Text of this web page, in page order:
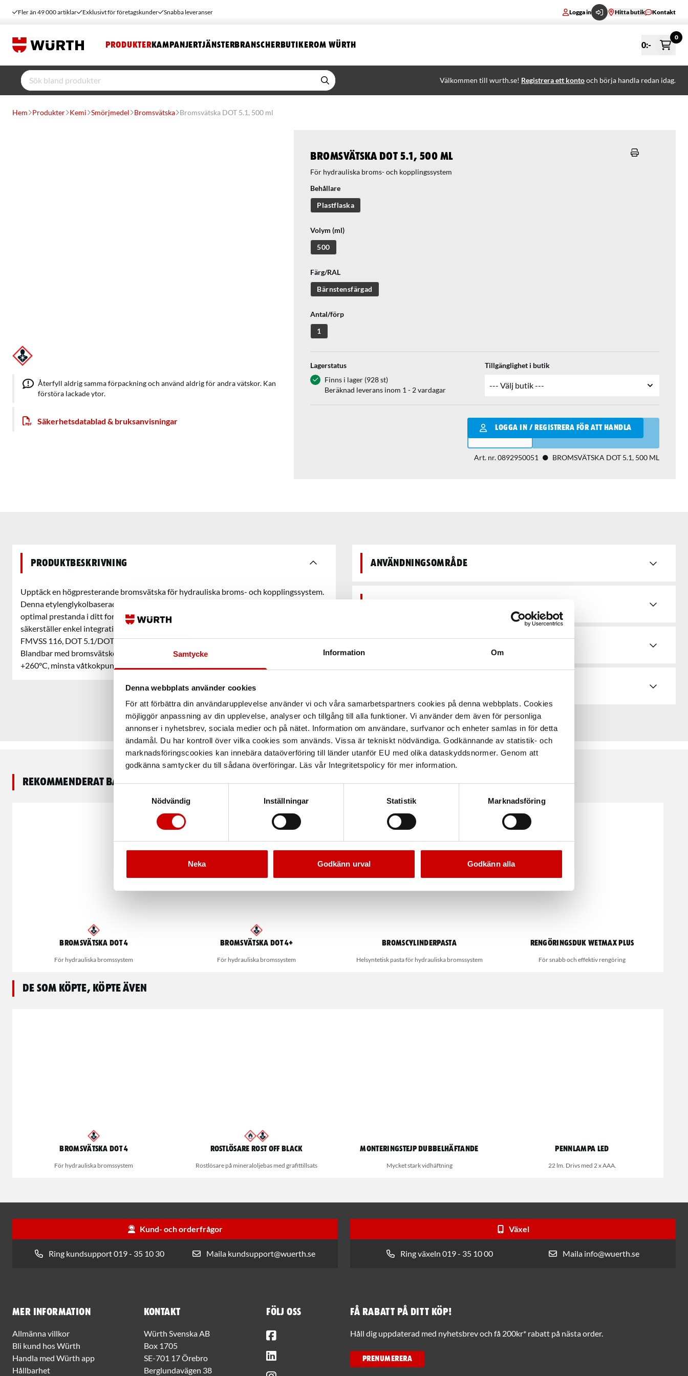
Samtycke Information Om
Denna webbplats använder cookies
För att förbättra din användarupplevelse använder vi och våra samarbetspartners cookies på denna webbplats. Cookies
möjliggör anpassning av din upplevelse, analyser och tillgång till alla funktioner. Vi använder dem även för personliga
annonser i nyhetsbrev, sociala medier och på nätet. Information om användare, surfvanor och enheter samlas in för detta
ändamål. Du har kontroll över vilka cookies som används. Vissa är tekniskt nödvändiga. Godkännande av statistik- och
marknadsföringscookies kan innebära dataöverföring till länder utanför EU med olika dataskyddsnormer. Genom att
godkänna samtycker du till sådana överföringar. Läs vår Integritetspolicy för mer information.
Nödvändig
Inställningar Statistik Marknadsföring
Neka Godkänn urval Godkänn alla
Fler än 49 000 artiklar Exklusivt för företagskunder Snabba leveranser Logga in Hitta butik Kontakt
PRODUKTER KAMPANJERTJÄNSTERBRANSCHERBUTIKEROM WÜRTH 0:-
0
Välkommen till wurth.se! Registrera ett kontooch börja handla redan idag.
Hem Produkter Kemi Smörjmedel Bromsvätska Bromsvätska DOT 5.1, 500 ml
Bromsvätska DOT 5.1, 500 ml
För hydrauliska broms- och kopplingssystem
Behållare
Plastflaska
Volym (ml)
500
Färg/RAL
Bärnstensfärgad
Antal/förp
1
Lagerstatus
Finns i lager (928 st)
Beräknad leverans inom 1 - 2 vardagar
Tillgänglighet i butik
LOGGA IN / REGISTRERA FÖR ATT HANDLA
Qantity
LÄGG I VARUKORGEN
Art. nr.0892950051 BROMSVÄTSKA DOT 5.1, 500 ML
Återfyll aldrig samma förpackning och använd aldrig för andra vätskor. Kan
förstöra lackade ytor.
Säkerhetsdatablad & bruksanvisningar
Produktbeskrivning
Upptäck en högpresterande bromsvätska för hydrauliska broms- och kopplingssystem.
Denna etylenglykolbaserade vätska erbjuder en avancerad lösning för att bibehålla
optimal prestanda i ditt fordon. Flexibiliteten att blandas med liknande vätskor
säkerställer enkel integration och smidig användning. Uppfyller följande specifikationer:
FMVSS 116, DOT 5.1/DOT4/DOT3, SAE J1703/SAE J1704 och ISO 4925 (klass 3/4/5.1).
Blandbar med bromsvätskor av motsvarande specifikation. Minsta torrkokpunkt
+260°C, minsta våtkokpunkt +180°C.
Användningsområde
Rekommenderat baserat på vald produkt
Bromsvätska DOT 4
För hydrauliska bromssystem
Bromsvätska DOT 4+
För hydrauliska bromssystem
Bromscylinderpasta
Helsyntetisk pasta för hydrauliska bromssystem
Kampanj
Rengöringsduk Wetmax Plus
För snabb och effektiv rengöring
De som köpte, köpte även
Bromsvätska DOT 4
För hydrauliska bromssystem
Rostlösare Rost Off Black
Rostlösare på mineraloljebas med grafittillsats
Monteringstejp Dubbelhäftande
Mycket stark vidhäftning
Pennlampa LED
22 lm. Drivs med 2 x AAA.
Kund- och orderfrågor
Ring kundsupport 019 - 35 10 30 Maila kundsupport@wuerth.se
Växel
Ring växeln 019 - 35 10 00 Maila info@wuerth.se
Mer information
Allmänna villkor
Bli kund hos Würth
Handla med Würth app
Hållbarhet
Kontakt
Würth Svenska AB
Box 1705
SE-701 17 Örebro
Berglundavägen 38
Följ oss Få rabatt på ditt köp!
Håll dig uppdaterad med nyhetsbrev och få 200kr* rabatt på nästa order.
PRENUMERERA